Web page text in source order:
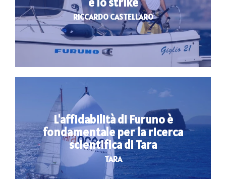
RICCARDO CASTELLARO
L'affidabilità di Furuno è
fondamentale per la ricerca
scientifica di Tara
TARA